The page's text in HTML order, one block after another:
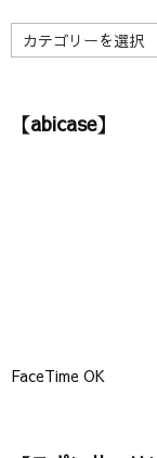
【
カ
リ【abicase】
FaceTime OK